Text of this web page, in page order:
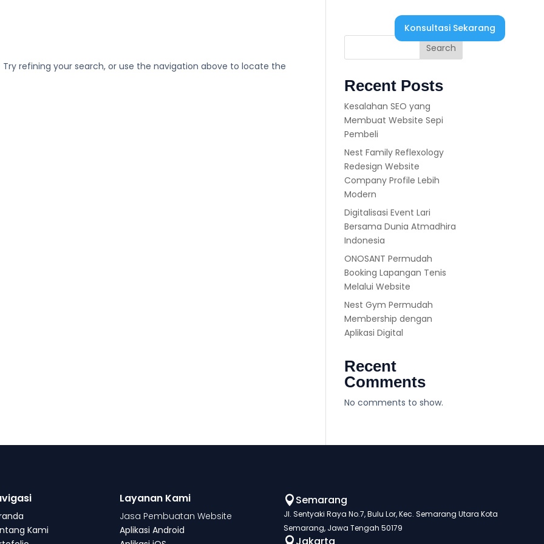
Konsultasi Sekarang
refining your search, or use the navigation above to locate the
Search
Recent Posts
Kesalahan SEO yang
Membuat Website Sepi
Pembeli
Nest Family Reflexology
Redesign Website
Company Profile Lebih
Modern
Digitalisasi Event Lari
Bersama Dunia Atmadhira
Indonesia
ONOSANT Permudah
Booking Lapangan Tenis
Melalui Website
Nest Gym Permudah
Membership dengan
Aplikasi Digital
Recent
Comments
No comments to show.
Kami
Layanan Kami
Jasa Pembuatan Website
Aplikasi Android
 Semarang
Jl. Sentyaki Raya No.7, Bulu Lor, Kec. Semarang Utara Kota
Semarang, Jawa Tengah 50179
